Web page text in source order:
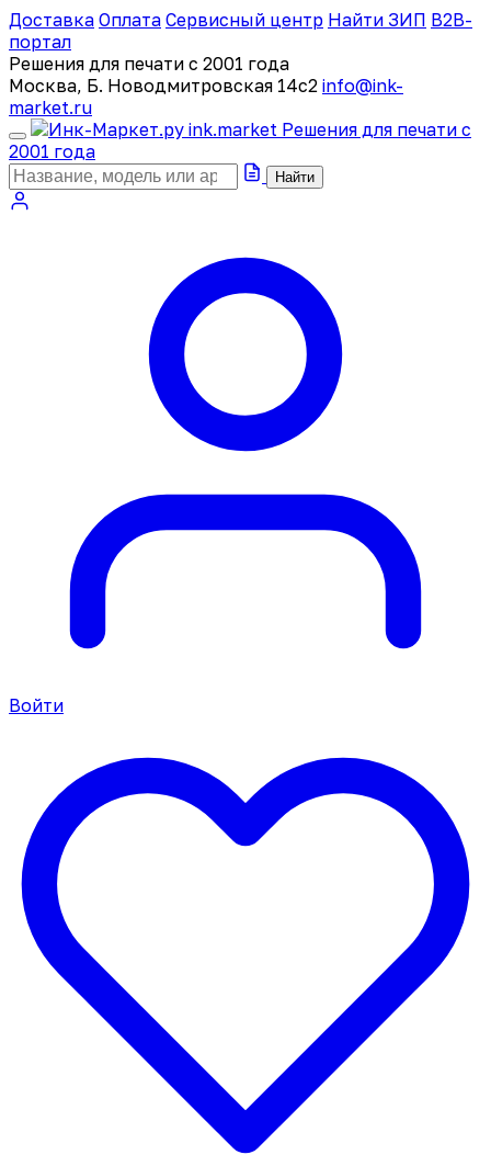
Доставка Оплата Сервисный центр Найти ЗИП B2B-
портал
Решения для печати с 2001 года
Москва, Б. Новодмитровская 14с2 info@ink-
market.ru
ink.market Решения для печати с
2001 года
Найти
Войти